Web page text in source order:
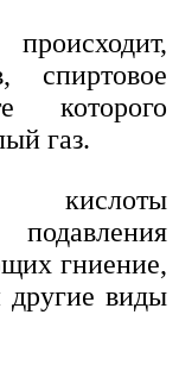
спиртовое
которого
газ.
кислоты
гниение,
другие виды